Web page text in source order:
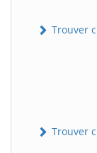
Trouver
Trouver